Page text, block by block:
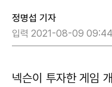
정명섭 기자
입력 2021-08-09 09:44
넥슨이 투자한 게임